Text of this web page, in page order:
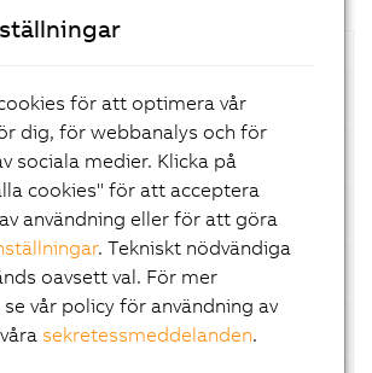
for Compact-S PLC
för att optimera vår
dig, för webbanalys och för
sociala medier. Klicka på
cookies" för att acceptera
användning eller för att göra
. Tekniskt nödvändiga
oavsett val. För mer
vår policy för användning av
sekretessmeddelanden.